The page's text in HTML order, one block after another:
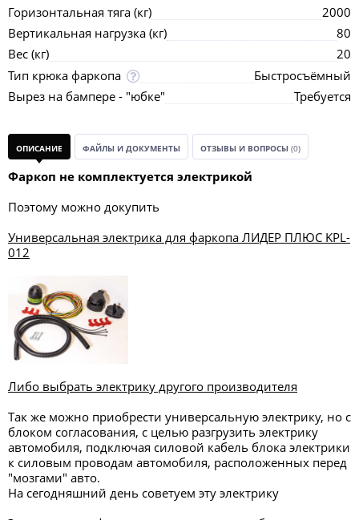
Горизонтальная тяга (кг)
2000
Вертикальная нагрузка (кг)
80
Вес (кг)
20
Тип крюка фаркопа
Быстросъёмный
Вырез на бампере - "юбке"
Требуется
ОПИСАНИЕ ФАЙЛЫ И ДОКУМЕНТЫ ОТЗЫВЫ И ВОПРОСЫ (0)
Фаркоп не комплектуется электрикой
Поэтому можно докупить
Универсальная электрика для фаркопа ЛИДЕР ПЛЮС KPL-
012
Либо выбрать электрику другого производителя
Так же можно приобрести универсальную электрику, но с
блоком согласования, с целью разгрузить электрику
автомобиля, подключая силовой кабель блока электрики
к силовым проводам автомобиля, расположенных перед
"мозгами" авто.
На сегодняшний день советуем эту электрику